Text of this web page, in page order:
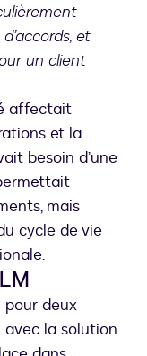
et
un client
affectait
et la
besoin d’une
mais
cycle de vie
deux
avec la solution